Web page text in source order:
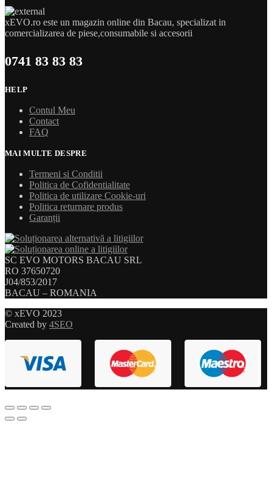
xEVO.ro este un magazin online din Bacau, specializat in
comercializarea de piese,consumabile si accesorii
0741 83 83 83
HELP
Contul Meu
Contact
FAQ
MAI MULTE DESPRE
Termeni si Conditii
Politica de Cofidentialitate
Politica de utilizare Cookie-uri
Politica returnare produs
Garanții
SC EVO MOTORS BACAU SRL
RO 37650720
J04/853/2017
BACAU – ROMANIA
© xEVO 2023
Created by 4SEO